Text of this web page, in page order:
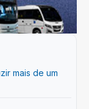
mais de um